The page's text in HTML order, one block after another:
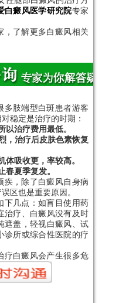
白癜风医学研究院专家
，了解更多白癜风相关
多肢端型白斑患者游客
稳定是治疗的时期：
以治疗费用最低。
，治疗后皮肤色素恢复
体吸收更，率较高。
春夏季复发。
疾，除了白癜风自身病
区也是重要原因。
下几点：如盲目使用药
治疗、白癜风没有及时
遮盖，轻视白癜风、试
诊所或综合性医院的疗
疗白癜风会产生很多危